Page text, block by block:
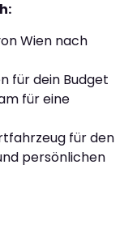
Wien nach
für dein Budget
für eine
für den
persönlichen